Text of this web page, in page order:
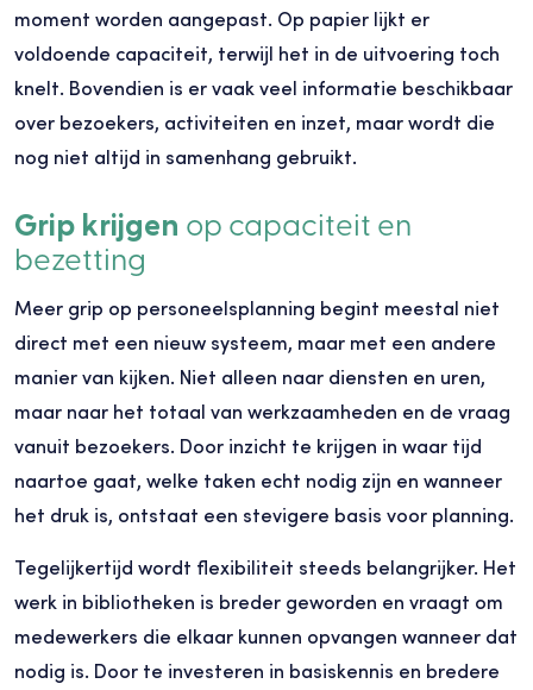
moment worden aangepast. Op papier lijkt er
voldoende capaciteit, terwijl het in de uitvoering toch
knelt. Bovendien is er vaak veel informatie beschikbaar
over bezoekers, activiteiten en inzet, maar wordt die
nog niet altijd in samenhang gebruikt.
Grip krijgen op capaciteit en
bezetting
Meer grip op personeelsplanning begint meestal niet
direct met een nieuw systeem, maar met een andere
manier van kijken. Niet alleen naar diensten en uren,
maar naar het totaal van werkzaamheden en de vraag
vanuit bezoekers. Door inzicht te krijgen in waar tijd
naartoe gaat, welke taken echt nodig zijn en wanneer
het druk is, ontstaat een stevigere basis voor planning.
Tegelijkertijd wordt flexibiliteit steeds belangrijker. Het
werk in bibliotheken is breder geworden en vraagt om
medewerkers die elkaar kunnen opvangen wanneer dat
nodig is. Door te investeren in basiskennis en bredere